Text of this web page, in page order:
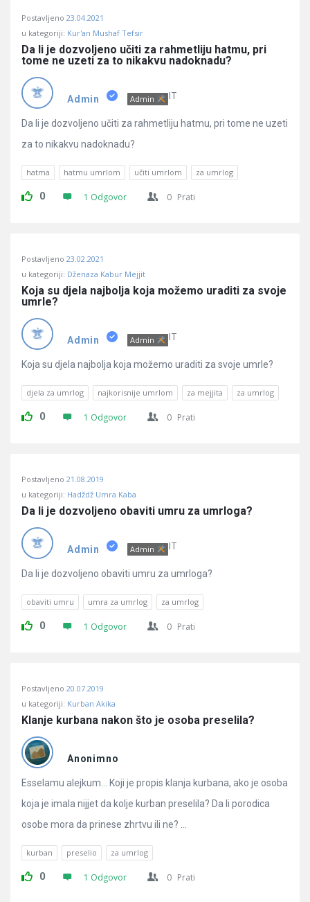
Postavljeno 23.04.2021
u kategoriji: Kur'an Mushaf Tefsir
Da li je dozvoljeno učiti za rahmetliju hatmu, pri
tome ne uzeti za to nikakvu nadoknadu?
Admin Admin IT
Da li je dozvoljeno učiti za rahmetliju hatmu, pri tome ne uzeti
za to nikakvu nadoknadu?
hatma hatmu umrlom učiti umrlom za umrlog
0 1 Odgovor 0 Prati
Postavljeno 23.02.2021
u kategoriji: Dženaza Kabur Mejjit
Koja su djela najbolja koja možemo uraditi za svoje
umrle?
Admin Admin IT
Koja su djela najbolja koja možemo uraditi za svoje umrle?
djela za umrlog najkorisnije umrlom za mejjita za umrlog
0 1 Odgovor 0 Prati
Postavljeno 21.08.2019
u kategoriji: Hadždž Umra Kaba
Da li je dozvoljeno obaviti umru za umrloga?
Admin Admin IT
Da li je dozvoljeno obaviti umru za umrloga?
obaviti umru umra za umrlog za umrlog
0 1 Odgovor 0 Prati
Postavljeno 20.07.2019
u kategoriji: Kurban Akika
Klanje kurbana nakon što je osoba preselila?
Anonimno
Esselamu alejkum… Koji je propis klanja kurbana, ako je osoba
koja je imala nijjet da kolje kurban preselila? Da li porodica
osobe mora da prinese zhrtvu ili ne? ...
kurban preselio za umrlog
0 1 Odgovor 0 Prati